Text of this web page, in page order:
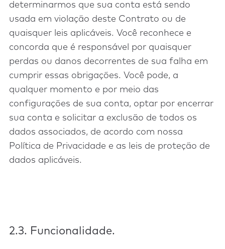
determinarmos que sua conta está sendo
usada em violação deste Contrato ou de
quaisquer leis aplicáveis. Você reconhece e
concorda que é responsável por quaisquer
perdas ou danos decorrentes de sua falha em
cumprir essas obrigações. Você pode, a
qualquer momento e por meio das
configurações de sua conta, optar por encerrar
sua conta e solicitar a exclusão de todos os
dados associados, de acordo com nossa
Política de Privacidade e as leis de proteção de
dados aplicáveis.
2.3. Funcionalidade.